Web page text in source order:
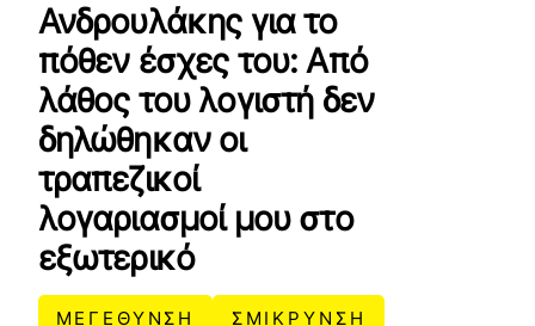
Ανδρουλάκης για το
πόθεν έσχες του: Από
λάθος του λογιστή δεν
δηλώθηκαν οι
τραπεζικοί
λογαριασμοί μου στο
εξωτερικό
ΜΕΓΕΘΥΝΣΗ
ΣΜΙΚΡΥΝΣΗ